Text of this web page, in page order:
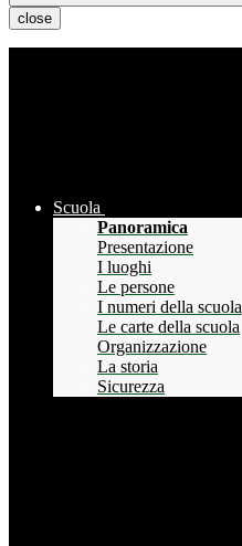
close
Scuola
Panoramica
Presentazione
I luoghi
Le persone
I numeri della scuola
Le carte della scuola
Organizzazione
La storia
Sicurezza